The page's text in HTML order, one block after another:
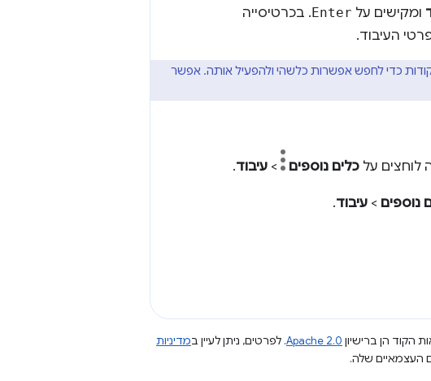
ומקישים על Enter. בכרטיסייה
כדי לחפש אפשרות כלשהי ולהפעיל אותה. אפשר
לוחצים על כלים נוספים > עיבוד.
נוספים > עיבוד.
הקוד הן ברישיון Apache 2.0. לפרטים, ניתן לעיין במדיניות